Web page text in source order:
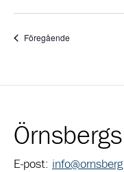
Föregående
E-post: